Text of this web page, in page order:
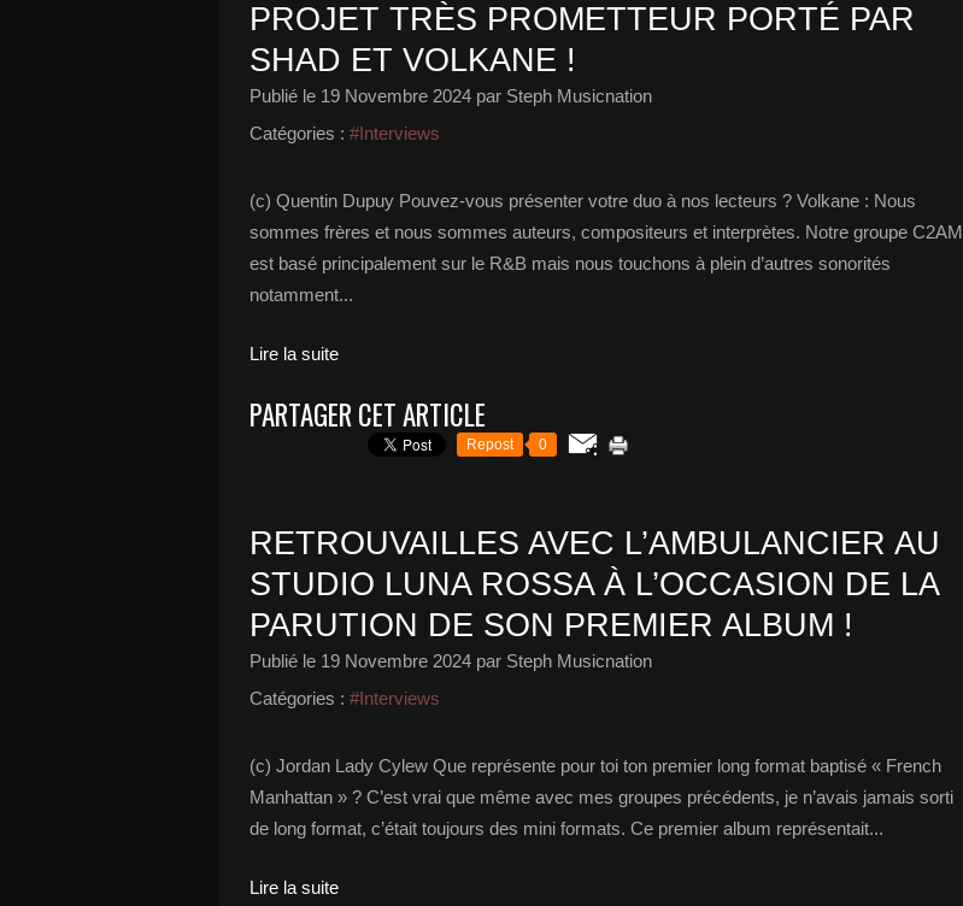
PROJET TRÈS PROMETTEUR PORTÉ PAR
SHAD ET VOLKANE !
Publié le 19 Novembre 2024 par Steph Musicnation
Catégories : #Interviews
(c) Quentin Dupuy Pouvez-vous présenter votre duo à nos lecteurs ? Volkane : Nous
sommes frères et nous sommes auteurs, compositeurs et interprètes. Notre groupe C2AM
est basé principalement sur le R&B mais nous touchons à plein d’autres sonorités
notamment...
Lire la suite
PARTAGER CET ARTICLE
Repost 0
RETROUVAILLES AVEC L’AMBULANCIER AU
STUDIO LUNA ROSSA À L’OCCASION DE LA
PARUTION DE SON PREMIER ALBUM !
Publié le 19 Novembre 2024 par Steph Musicnation
Catégories : #Interviews
(c) Jordan Lady Cylew Que représente pour toi ton premier long format baptisé « French
Manhattan » ? C’est vrai que même avec mes groupes précédents, je n’avais jamais sorti
de long format, c’était toujours des mini formats. Ce premier album représentait...
Lire la suite